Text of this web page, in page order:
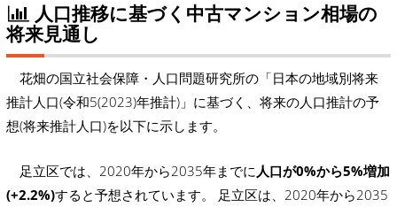
人口推移に基づく中古マンション相場の
将来見通し
花畑の国立社会保障・人口問題研究所の「日本の地域別将来
推計人口(令和5(2023)年推計)」に基づく、将来の人口推計の予
想(将来推計人口)を以下に示します。
足立区では、2020年から2035年までに 人口が0%から5%増加
(+2.2%)すると予想されています。 足立区は、2020年から2035